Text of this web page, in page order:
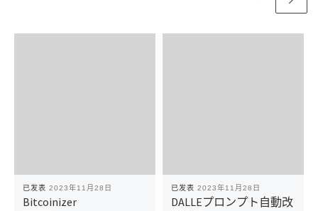
已发表 2023年11月28日
Bitcoinizer
已发表 2023年11月28日
DALLEプロンプト自動改